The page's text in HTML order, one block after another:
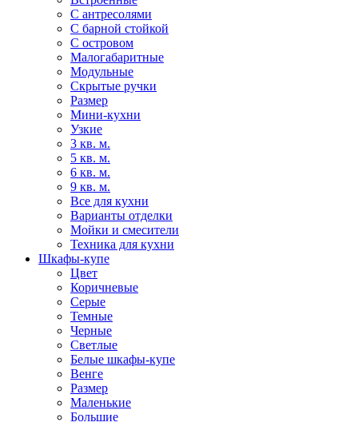
С антресолями
С барной стойкой
С островом
Малогабаритные
Модульные
Скрытые ручки
Размер
Мини-кухни
Узкие
3 кв. м.
5 кв. м.
6 кв. м.
9 кв. м.
Все для кухни
Варианты отделки
Мойки и смесители
Техника для кухни
Шкафы-купе
Цвет
Коричневые
Серые
Темные
Черные
Светлые
Белые шкафы-купе
Венге
Размер
Маленькие
Большие